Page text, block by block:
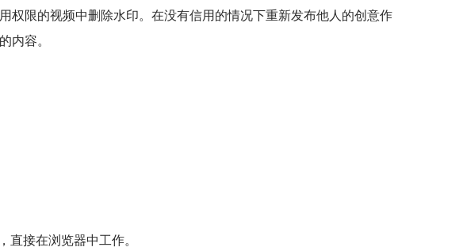
权限的视频中删除水印。在没有信用的情况下重新发布他人的创意作
内容。
接在浏览器中工作。